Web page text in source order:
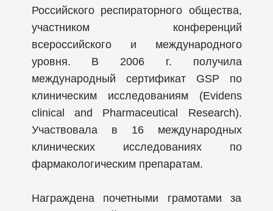
Российского респираторного общества,
участником конференций
всероссийского и международного
уровня. В 2006 г. получила
международный сертификат GSP по
клиническим исследованиям (Evidens
clinical and Pharmaceutical Research).
Участвовала в 16 международных
клинических исследованиях по
фармакологическим препаратам.
Награждена почетными грамотами за